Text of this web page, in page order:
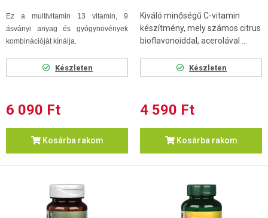
Ez a multivitamin 13 vitamin, 9
ásványi anyag és gyógynövények
kombinációját kínálja.
Készleten
6 090 Ft
Kosárba rakom
Kiváló minőségű C-vitamin
készítmény, mely számos citrus
bioflavonoiddal, acerolával ...
Készleten
4 590 Ft
Kosárba rakom